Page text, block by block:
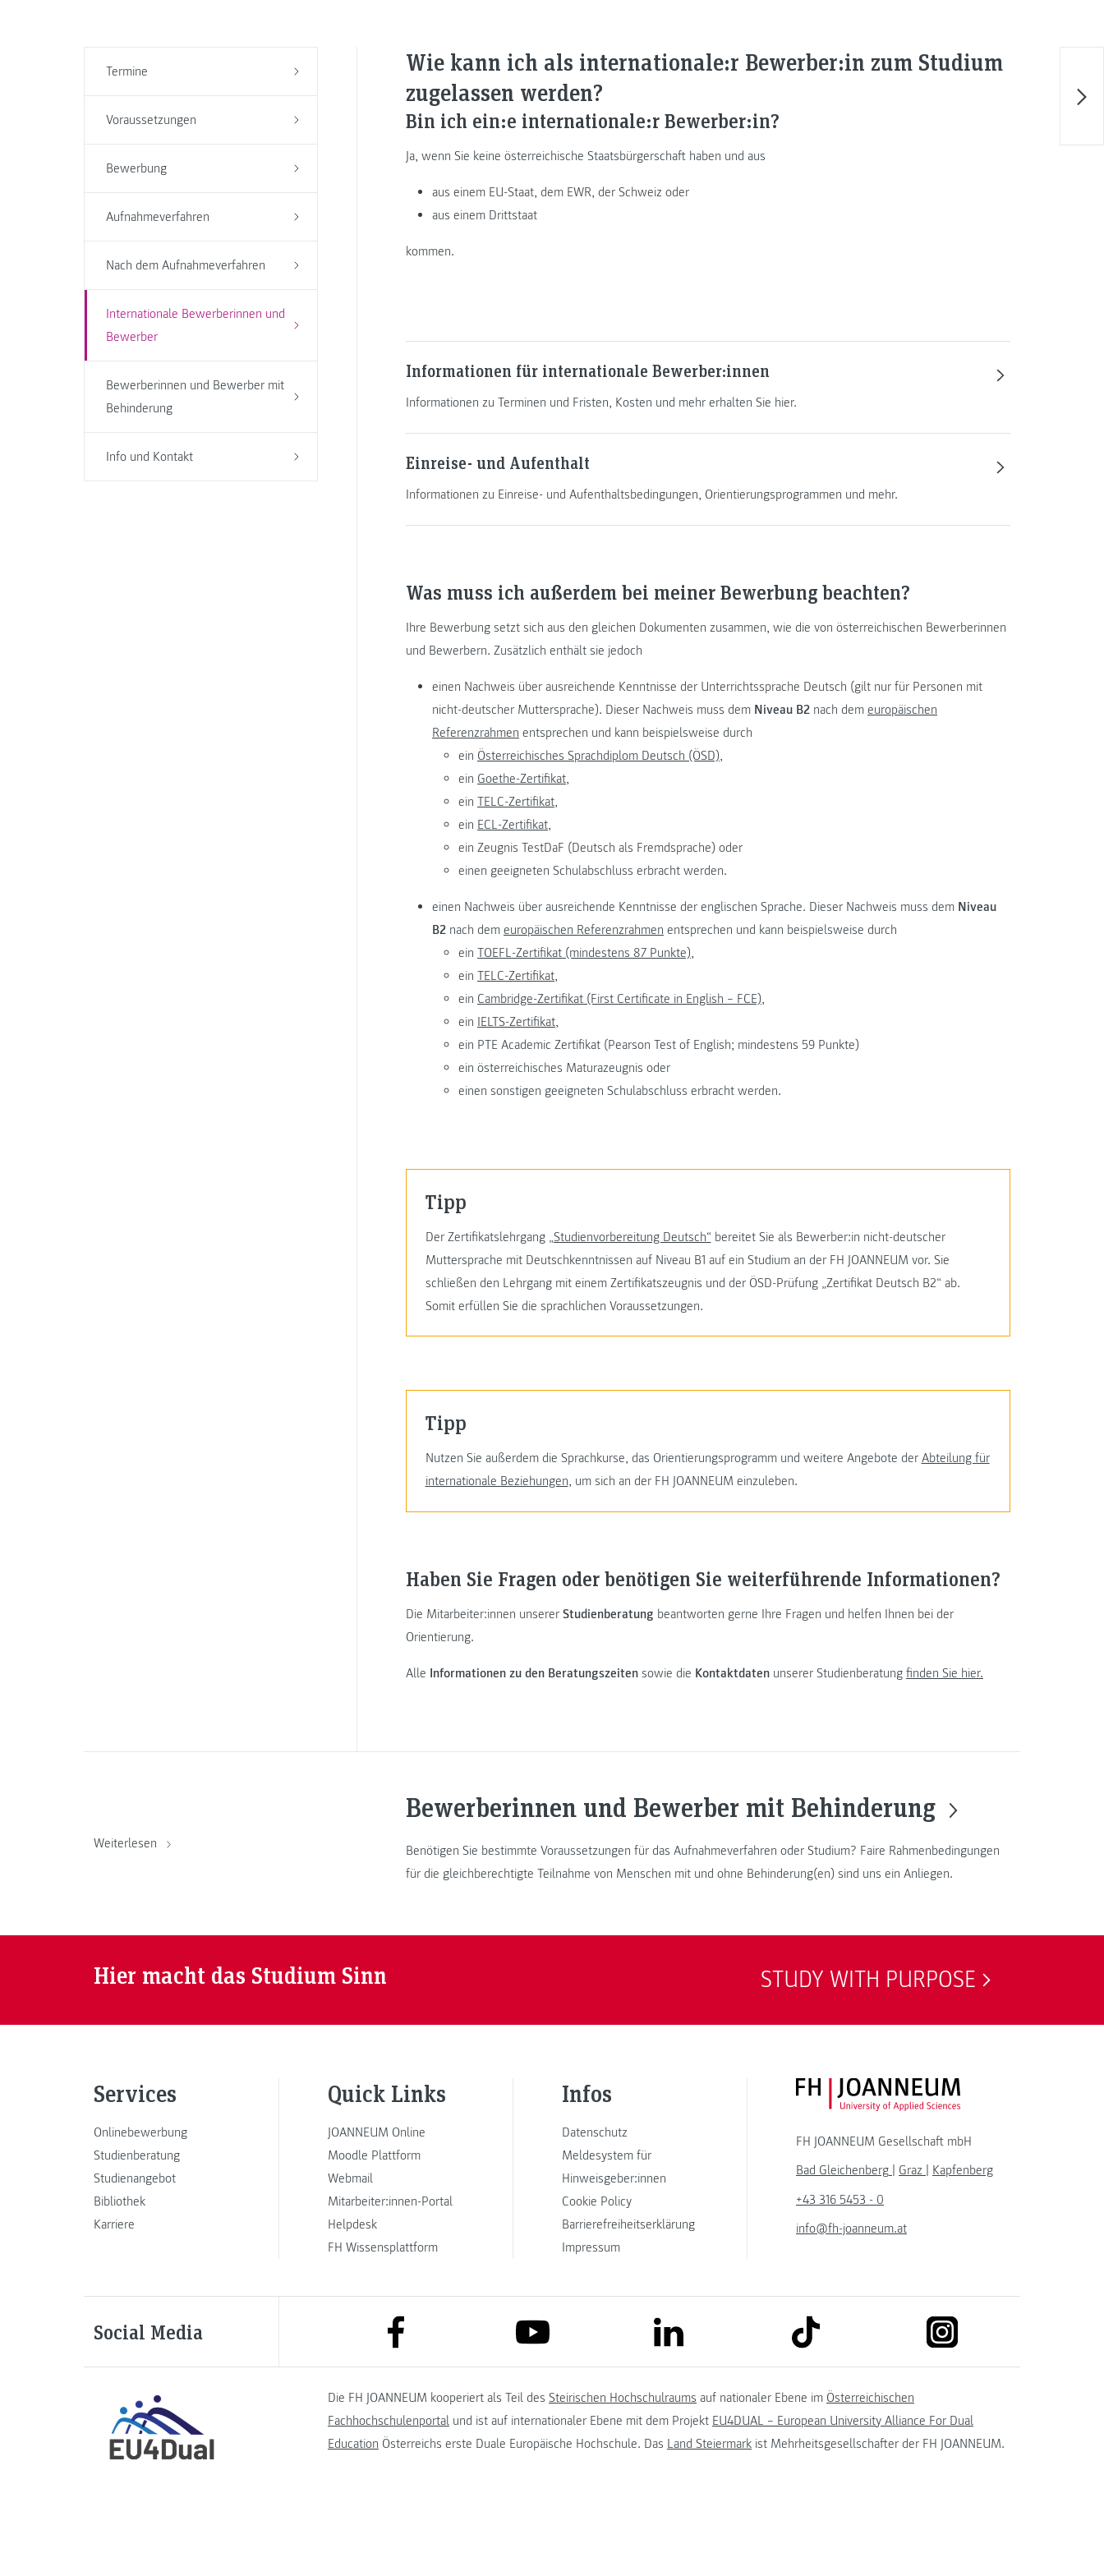
Termine
Voraussetzungen
Bewerbung
Aufnahmeverfahren
Nach dem Aufnahmeverfahren
Internationale Bewerberinnen und
Bewerber
Bewerberinnen und Bewerber mit
Behinderung
Info und Kontakt
Wie kann ich als internationale:r Bewerber:in zum Studium
zugelassen werden?
Bin ich ein:e internationale:r Bewerber:in?
Ja, wenn Sie keine österreichische Staatsbürgerschaft haben und aus
aus einem EU-Staat, dem EWR, der Schweiz oder
aus einem Drittstaat
kommen.
Informationen für internationale Bewerber:innen
Informationen zu Terminen und Fristen, Kosten und mehr erhalten Sie hier.
Einreise- und Aufenthalt
Informationen zu Einreise- und Aufenthaltsbedingungen, Orientierungsprogrammen und mehr.
Was muss ich außerdem bei meiner Bewerbung beachten?
Ihre Bewerbung setzt sich aus den gleichen Dokumenten zusammen, wie die von österreichischen Bewerberinnen
und Bewerbern. Zusätzlich enthält sie jedoch
einen Nachweis über ausreichende Kenntnisse der Unterrichtssprache Deutsch (gilt nur für Personen mit
nicht-deutscher Muttersprache). Dieser Nachweis muss dem Niveau B2 nach dem europäischen
Referenzrahmen entsprechen und kann beispielsweise durch
ein Österreichisches Sprachdiplom Deutsch (ÖSD),
ein Goethe-Zertifikat,
ein TELC-Zertifikat,
ein ECL-Zertifikat,
ein Zeugnis TestDaF (Deutsch als Fremdsprache) oder
einen geeigneten Schulabschluss erbracht werden.
einen Nachweis über ausreichende Kenntnisse der englischen Sprache. Dieser Nachweis muss dem Niveau
B2 nach dem europäischen Referenzrahmen entsprechen und kann beispielsweise durch
ein TOEFL-Zertifikat (mindestens 87 Punkte),
ein TELC-Zertifikat,
ein Cambridge-Zertifikat (First Certificate in English – FCE),
ein IELTS-Zertifikat,
ein PTE Academic Zertifikat (Pearson Test of English; mindestens 59 Punkte)
ein österreichisches Maturazeugnis oder
einen sonstigen geeigneten Schulabschluss erbracht werden.
Tipp
Der Zertifikatslehrgang „Studienvorbereitung Deutsch“bereitet Sie als Bewerber:in nicht-deutscher
Muttersprache mit Deutschkenntnissen auf Niveau B1 auf ein Studium an der FH JOANNEUM vor. Sie
schließen den Lehrgang mit einem Zertifikatszeugnis und der ÖSD-Prüfung „Zertifikat Deutsch B2“ ab.
Somit erfüllen Sie die sprachlichen Voraussetzungen.
Tipp
Nutzen Sie außerdem die Sprachkurse, das Orientierungsprogramm und weitere Angebote der Abteilung für
internationale Beziehungen, um sich an der FH JOANNEUM einzuleben.
Haben Sie Fragen oder benötigen Sie weiterführende Informationen?
Die Mitarbeiter:innen unserer Studienberatung beantworten gerne Ihre Fragen und helfen Ihnen bei der
Orientierung.
Alle Informationen zu den Beratungszeiten sowie die Kontaktdaten unserer Studienberatung finden Sie hier.
Weiterlesen
Bewerberinnen und Bewerber mit Behinderung
Benötigen Sie bestimmte Voraussetzungen für das Aufnahmeverfahren oder Studium? Faire Rahmenbedingungen
für die gleichberechtigte Teilnahme von Menschen mit und ohne Behinderung(en) sind uns ein Anliegen.
Hier macht das Studium Sinn STUDY WITH PURPOSE
Services
Onlinebewerbung
Studienberatung
Studienangebot
Bibliothek
Karriere
Quick Links
JOANNEUM Online
Moodle Plattform
Webmail
Mitarbeiter:innen-Portal
Helpdesk
FH Wissensplattform
Infos
Datenschutz
Meldesystem für
Hinweisgeber:innen
Cookie Policy
Barrierefreiheitserklärung
Impressum
FH JOANNEUM Logo
FH JOANNEUM Gesellschaft mbH
Bad Gleichenberg
Graz
Kapfenberg
+43 316 5453 - 0
info@fh-joanneum.at
Social Media link to facebook link to youtube link to linkedin link to tiktok link to instagram
Die FH JOANNEUM kooperiert als Teil des Steirischen Hochschulraums auf nationaler Ebene im Österreichischen
Fachhochschulenportal und ist auf internationaler Ebene mit dem Projekt EU4DUAL – European University Alliance For Dual
Education Österreichs erste Duale Europäische Hochschule. Das Land Steiermark ist Mehrheitsgesellschafter der FH JOANNEUM.